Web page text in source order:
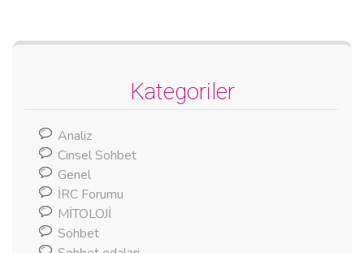
Kategoriler
Analiz
Cinsel Sohbet
Genel
İRC Forumu
MİTOLOJİ
Sohbet